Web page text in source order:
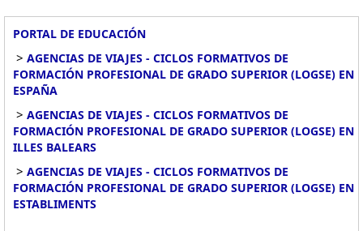
PORTAL DE EDUCACIÓN
> AGENCIAS DE VIAJES - CICLOS FORMATIVOS DE
FORMACIÓN PROFESIONAL DE GRADO SUPERIOR (LOGSE) EN
ESPAÑA
> AGENCIAS DE VIAJES - CICLOS FORMATIVOS DE
FORMACIÓN PROFESIONAL DE GRADO SUPERIOR (LOGSE) EN
ILLES BALEARS
> AGENCIAS DE VIAJES - CICLOS FORMATIVOS DE
FORMACIÓN PROFESIONAL DE GRADO SUPERIOR (LOGSE) EN
ESTABLIMENTS